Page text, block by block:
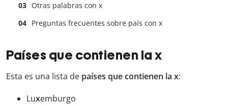
Otras palabras con x
Preguntas frecuentes sobre país con x
Países que contienen la x
Esta es una lista de países que contienen la x:
Luxemburgo